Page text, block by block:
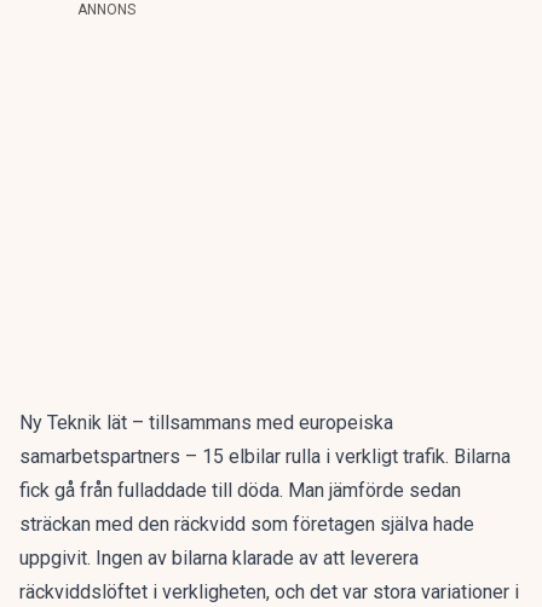
ANNONS
Ny Teknik lät – tillsammans med europeiska
samarbetspartners – 15 elbilar rulla i verkligt trafik. Bilarna
fick gå från fulladdade till döda. Man jämförde sedan
sträckan med den räckvidd som företagen själva hade
uppgivit. Ingen av bilarna klarade av att leverera
räckviddslöftet i verkligheten, och det var stora variationer i